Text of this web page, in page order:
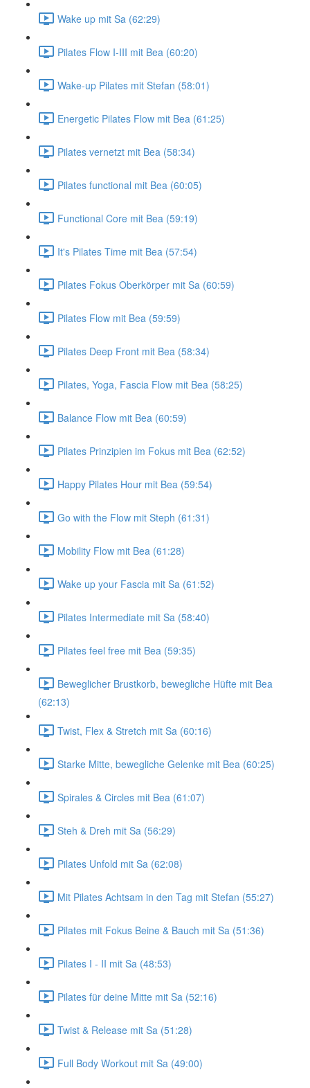
Wake up mit Sa (62:29)
Pilates Flow I-III mit Bea (60:20)
Wake-up Pilates mit Stefan (58:01)
Energetic Pilates Flow mit Bea (61:25)
Pilates vernetzt mit Bea (58:34)
Pilates functional mit Bea (60:05)
Functional Core mit Bea (59:19)
It's Pilates Time mit Bea (57:54)
Pilates Fokus Oberkörper mit Sa (60:59)
Pilates Flow mit Bea (59:59)
Pilates Deep Front mit Bea (58:34)
Pilates, Yoga, Fascia Flow mit Bea (58:25)
Balance Flow mit Bea (60:59)
Pilates Prinzipien im Fokus mit Bea (62:52)
Happy Pilates Hour mit Bea (59:54)
Go with the Flow mit Steph (61:31)
Mobility Flow mit Bea (61:28)
Wake up your Fascia mit Sa (61:52)
Pilates Intermediate mit Sa (58:40)
Pilates feel free mit Bea (59:35)
Beweglicher Brustkorb, bewegliche Hüfte mit Bea
(62:13)
Twist, Flex & Stretch mit Sa (60:16)
Starke Mitte, bewegliche Gelenke mit Bea (60:25)
Spirales & Circles mit Bea (61:07)
Steh & Dreh mit Sa (56:29)
Pilates Unfold mit Sa (62:08)
Mit Pilates Achtsam in den Tag mit Stefan (55:27)
Pilates mit Fokus Beine & Bauch mit Sa (51:36)
Pilates I - II mit Sa (48:53)
Pilates für deine Mitte mit Sa (52:16)
Twist & Release mit Sa (51:28)
Full Body Workout mit Sa (49:00)